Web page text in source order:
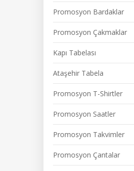
Promosyon Bardaklar
Promosyon Çakmaklar
Kapı Tabelası
Ataşehir Tabela
Promosyon T-Shirtler
Promosyon Saatler
Promosyon Takvimler
Promosyon Çantalar